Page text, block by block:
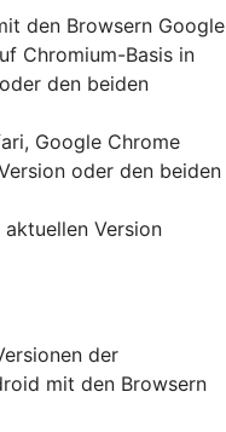
den Browsern Google
Chromium-Basis in
den beiden
Google Chrome
oder den beiden
Version
der
mit den Browsern